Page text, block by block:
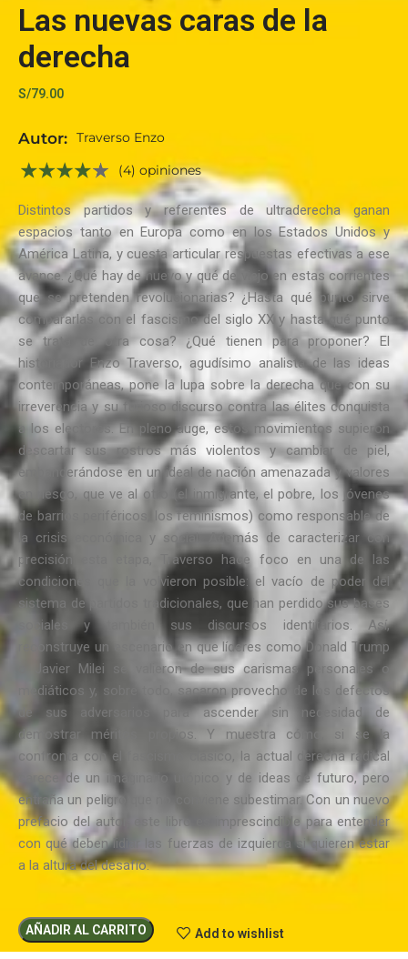
Las nuevas caras de la
derecha
S/79.00
Autor: Traverso Enzo
(4) opiniones
Distintos partidos y referentes de ultraderecha ganan
espacios tanto en Europa como en los Estados Unidos y
América Latina, y cuesta articular respuestas efectivas a ese
avance. ¿Qué hay de nuevo y qué de viejo en estas corrientes
que se pretenden revolucionarias? ¿Hasta qué punto sirve
compararlas con el fascismo del siglo XX y hasta qué punto
se trata de otra cosa? ¿Qué tienen para proponer? El
historiador Enzo Traverso, agudísimo analista de las ideas
contemporáneas, pone la lupa sobre la derecha que con su
irreverencia y su furioso discurso contra las élites conquista
a los electores. En pleno auge, estos movimientos supieron
descartar sus rostros más violentos y cambiar de piel,
embanderándose en un ideal de nación amenazada y valores
en riesgo, que ve al otro (el inmigrante, el pobre, los jóvenes
de barrios periféricos, los feminismos) como responsable de
la crisis económica y social. Además de caracterizar con
precisión esta etapa, Traverso hace foco en una de las
condiciones que la volvieron posible: el vacío de poder del
sistema de partidos tradicionales, que han perdido sus bases
sociales y también sus discursos identitarios. Así,
reconstruye un escenario en que líderes como Donald Trump
o Javier Milei se valieron de sus carismas personales o
mediáticos y, sobre todo, sacaron provecho de los defectos
de sus adversarios para ascender sin necesidad de
demostrar méritos propios. Y muestra cómo, si se la
confronta con el fascismo clásico, la actual derecha radical
carece de un imaginario utópico y de ideas de futuro, pero
entraña un peligro que no conviene subestimar. Con un nuevo
prefacio del autor, este libro es imprescindible para entender
con qué deben lidiar las fuerzas de izquierda si quieren estar
a la altura del desafío.
AÑADIR AL CARRITO Add to wishlist